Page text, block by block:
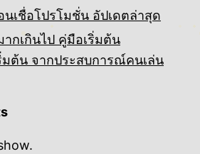
นเชื่อโปรโมชั่น อัปเดตล่าสุด
กเกินไป คู่มือเริ่มต้น
มต้น จากประสบการณ์คนเล่น